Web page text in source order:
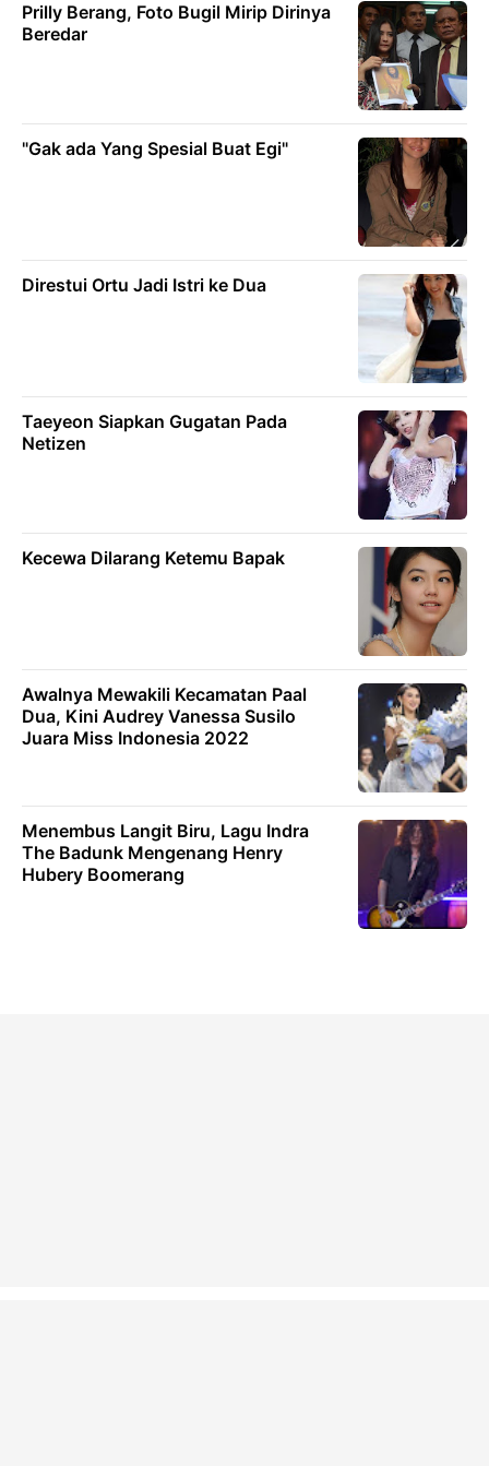
Prilly Berang, Foto Bugil Mirip Dirinya
Beredar
"Gak ada Yang Spesial Buat Egi"
Direstui Ortu Jadi Istri ke Dua
Taeyeon Siapkan Gugatan Pada
Netizen
Kecewa Dilarang Ketemu Bapak
Awalnya Mewakili Kecamatan Paal
Dua, Kini Audrey Vanessa Susilo
Juara Miss Indonesia 2022
Menembus Langit Biru, Lagu Indra
The Badunk Mengenang Henry
Hubery Boomerang